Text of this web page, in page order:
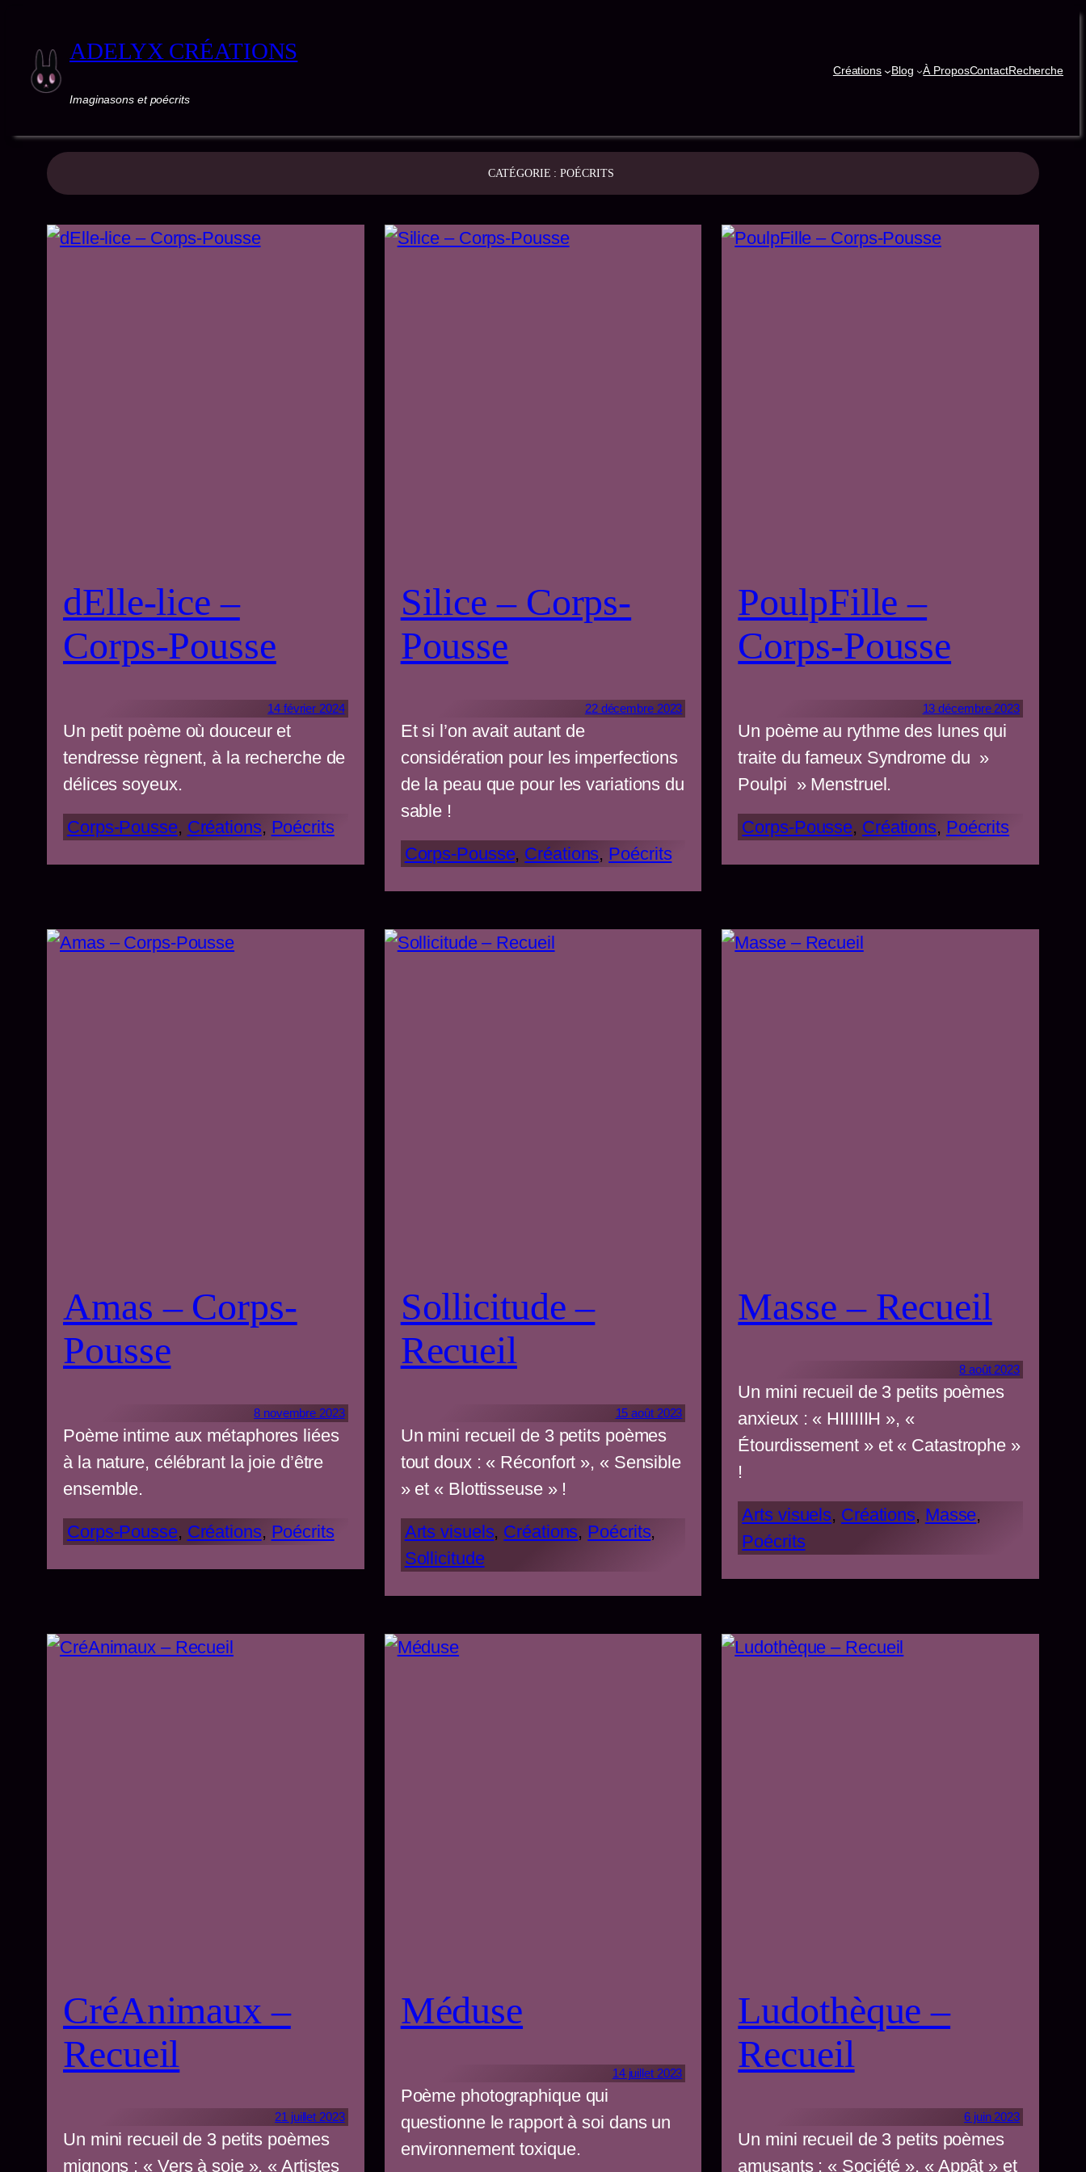
ADELYX CRÉATIONS
Imaginasons et poécrits
Créations Blog À ProposContactRecherche
CATÉGORIE :POÉCRITS
dElle-lice –
Corps-Pousse
14 février 2024
Un petit poème où douceur et
tendresse règnent, à la recherche de
délices soyeux.
Corps-Pousse, Créations, Poécrits
Silice – Corps-
Pousse
22 décembre 2023
Et si l’on avait autant de
considération pour les imperfections
de la peau que pour les variations du
sable !
Corps-Pousse, Créations, Poécrits
PoulpFille –
Corps-Pousse
13 décembre 2023
Un poème au rythme des lunes qui
traite du fameux Syndrome du »
Poulpi » Menstruel.
Corps-Pousse, Créations, Poécrits
Amas – Corps-
Pousse
8 novembre 2023
Poème intime aux métaphores liées
à la nature, célébrant la joie d’être
ensemble.
Corps-Pousse, Créations, Poécrits
Sollicitude –
Recueil
15 août 2023
Un mini recueil de 3 petits poèmes
tout doux : « Réconfort », « Sensible
» et « Blottisseuse » !
Arts visuels, Créations, Poécrits
Sollicitude
Masse – Recueil
8 août 2023
Un mini recueil de 3 petits poèmes
anxieux : « HIIIIIIH », «
Étourdissement » et « Catastrophe »
!
Arts visuels, Créations, Masse
Poécrits
CréAnimaux –
Recueil
21 juillet 2023
Un mini recueil de 3 petits poèmes
mignons : « Vers à soie », « Artistes
Méduse
14 juillet 2023
Poème photographique qui
questionne le rapport à soi dans un
environnement toxique.
Ludothèque –
Recueil
6 juin 2023
Un mini recueil de 3 petits poèmes
amusants : « Société », « Appât » et